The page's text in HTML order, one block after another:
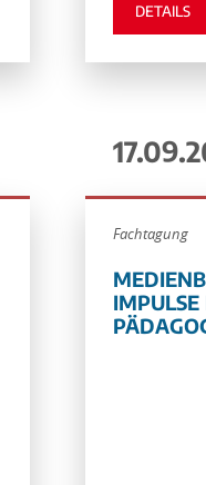
DETAILS
Fachtagung
IMPULSE